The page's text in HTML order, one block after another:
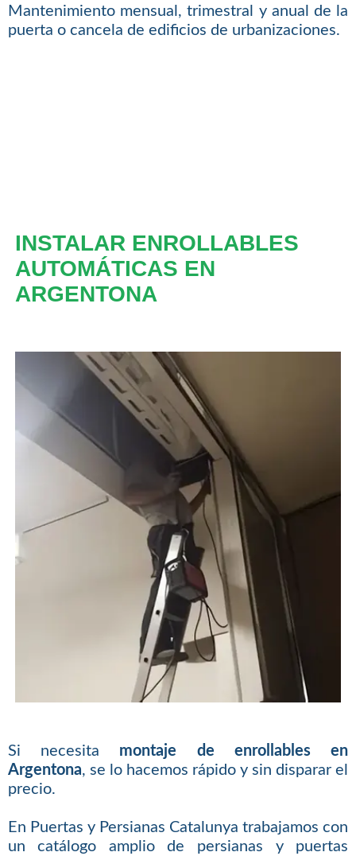
Mantenimiento mensual, trimestral y anual de la
puerta o cancela de edificios de urbanizaciones.
INSTALAR ENROLLABLES
AUTOMÁTICAS EN
ARGENTONA
Si necesita montaje de enrollables en
Argentona, se lo hacemos rápido y sin disparar el
precio.
En Puertas y Persianas Catalunya trabajamos con
un catálogo amplio de persianas y puertas